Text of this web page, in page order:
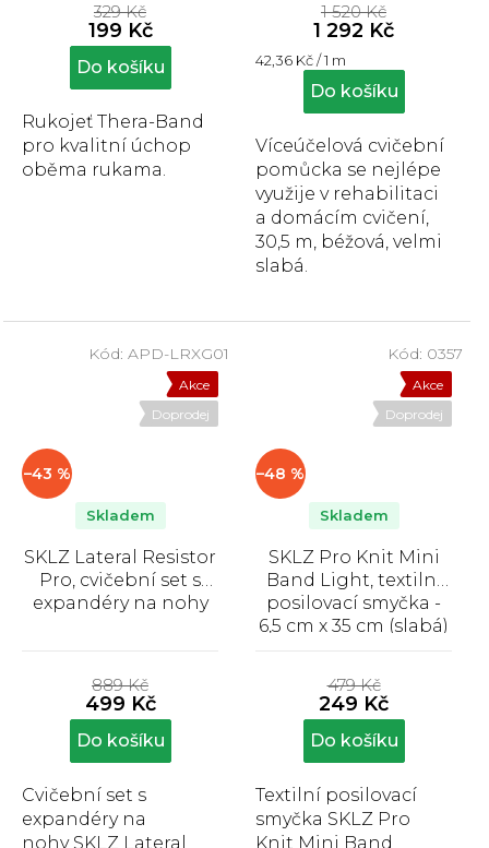
produktu
je
5,0
hvězdiček.
329 Kč
199 Kč
Do košíku
Rukojeť Thera-Band
pro kvalitní úchop
oběma rukama.
produktu
5,0
1 520 Kč
1 292 Kč
Měrná
42,36 Kč / 1 m
Do košíku
Víceúčelová cvičební
pomůcka se nejlépe
využije v rehabilitaci
a domácím cvičení,
30,5 m, béžová, velmi
slabá.
Akce
Doprodej
–43 %
SKLZ Lateral Resistor
Pro, cvičební set s
expandéry na nohy
produktu
je
5,0
hvězdiček.
Skladem
889 Kč
499 Kč
Do košíku
Cvičební set s
expandéry na
nohy SKLZ Lateral
Kód: APD-LRXG01
Akce
Doprodej
–48 %
SKLZ Pro Knit Mini
Band Light, textilní
posilovací smyčka -
6,5 cm x 35 cm (slabá)
produktu
je
5,0
hvězdiček.
Skladem
479 Kč
249 Kč
Do košíku
Textilní posilovací
smyčka SKLZ Pro
Knit Mini Band
Kód: 0357